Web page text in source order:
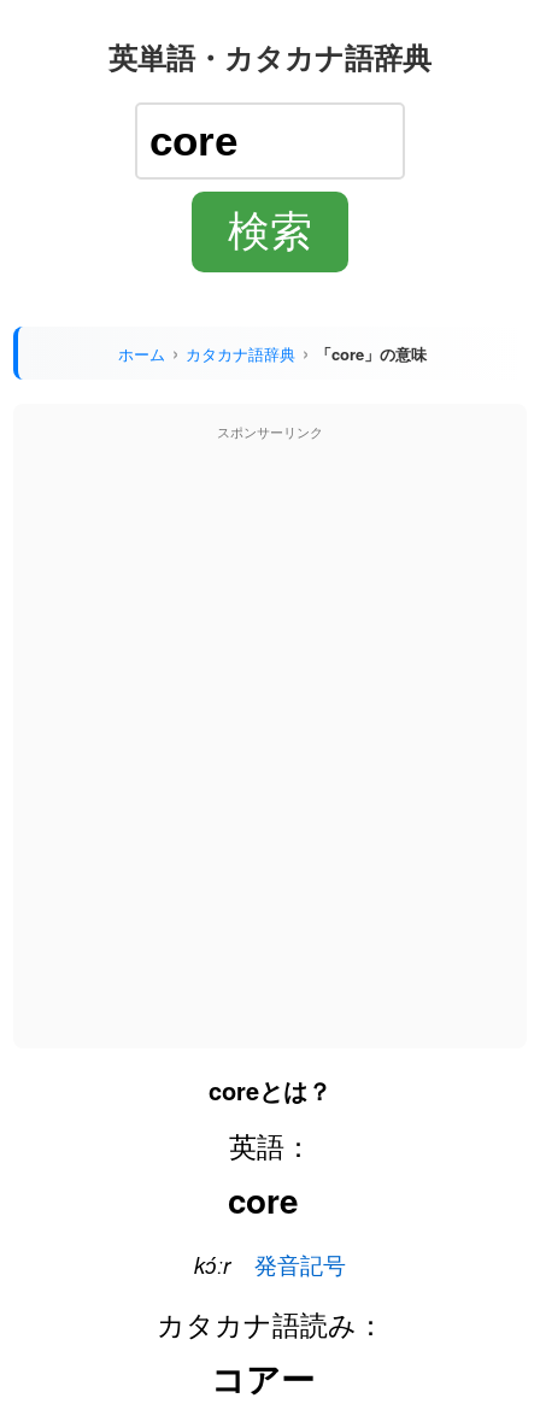
英単語・カタカナ語辞典
ホーム カタカナ語辞典 「core」の意味
スポンサーリンク
coreとは？
英語：
core
kɔ́ːr 発音記号
カタカナ語読み：
コアー